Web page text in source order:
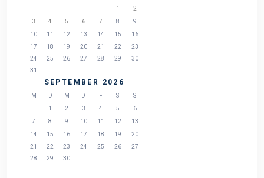
1
2
3
4 5 6 7 8
9
10
11 12 13 14 15
16
17
18 19 20 21 22
23
24
25 26 27 28 29
30
31
SEPTEMBER 2026
M D M D F S
S
1
2 3 4 5
6
7
8 9 10 11 12
13
14
15 16 17 18 19
20
21
22 23 24 25 26
27
28
29 30